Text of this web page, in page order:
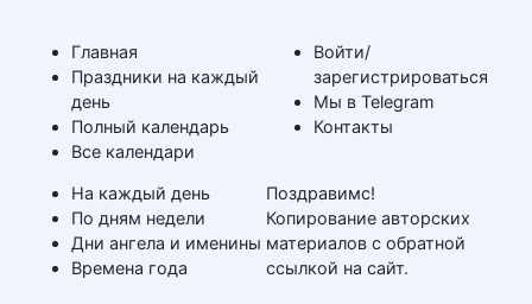
Главная
Праздники на каждый
день
Полный календарь
Все календари
На каждый день
По дням недели
Дни ангела и именины
Времена года
Войти/
зарегистрироваться
Мы в Telegram
Контакты
Поздравимс!
Копирование авторских
материалов с обратной
ссылкой на сайт.